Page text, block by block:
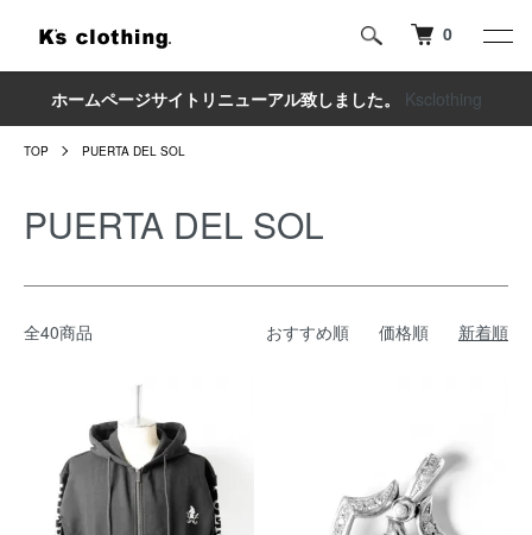
0
ホームページサイトリニューアル致しました。 Ksclothing
TOP PUERTA DEL SOL
PUERTA DEL SOL
全40商品 おすすめ順 価格順 新着順